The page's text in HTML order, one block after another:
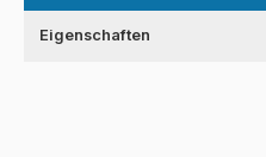
Eigenschaften